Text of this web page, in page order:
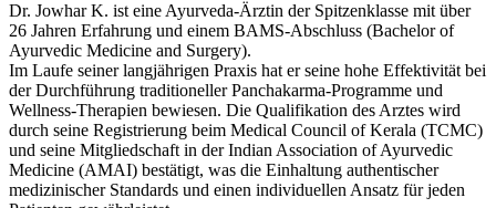
Dr. Jowhar K. ist eine Ayurveda-Ärztin der Spitzenklasse mit über
26 Jahren Erfahrung und einem BAMS-Abschluss (Bachelor of
Ayurvedic Medicine and Surgery).
Im Laufe seiner langjährigen Praxis hat er seine hohe Effektivität bei
der Durchführung traditioneller Panchakarma-Programme und
Wellness-Therapien bewiesen. Die Qualifikation des Arztes wird
durch seine Registrierung beim Medical Council of Kerala (TCMC)
und seine Mitgliedschaft in der Indian Association of Ayurvedic
Medicine (AMAI) bestätigt, was die Einhaltung authentischer
medizinischer Standards und einen individuellen Ansatz für jeden